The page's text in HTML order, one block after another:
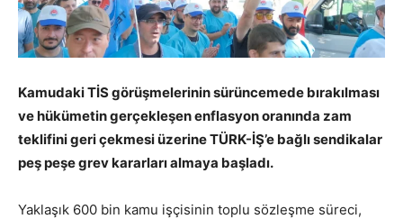
Kamudaki TİS görüşmelerinin sürüncemede bırakılması
ve hükümetin gerçekleşen enflasyon oranında zam
teklifini geri çekmesi üzerine TÜRK-İŞ’e bağlı sendikalar
peş peşe grev kararları almaya başladı.
Yaklaşık 600 bin kamu işçisinin toplu sözleşme süreci,